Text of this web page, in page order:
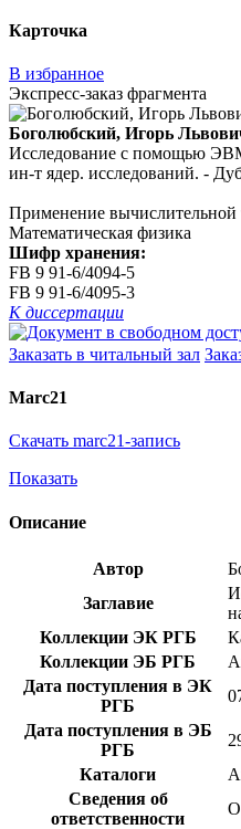
Карточка
В избранное
Экспресс-заказ фрагмента
Боголюбский, Игорь
Исследование с помощью ЭВМ
ин-т ядер. исследований. -
Применение вычислительной
Математическая физика
Шифр хранения:
FB 9 91-6/4094-5
FB 9 91-6/4095-3
К диссертации
Заказать в читальный зал
Marc21
Скачать marc21-запись
Показать
Описание
Автор
Заглавие
Коллекции ЭК РГБ
Коллекции ЭБ РГБ
Дата поступления в ЭК
РГБ
Дата поступления в ЭБ
РГБ
Каталоги
Сведения об
ответственности